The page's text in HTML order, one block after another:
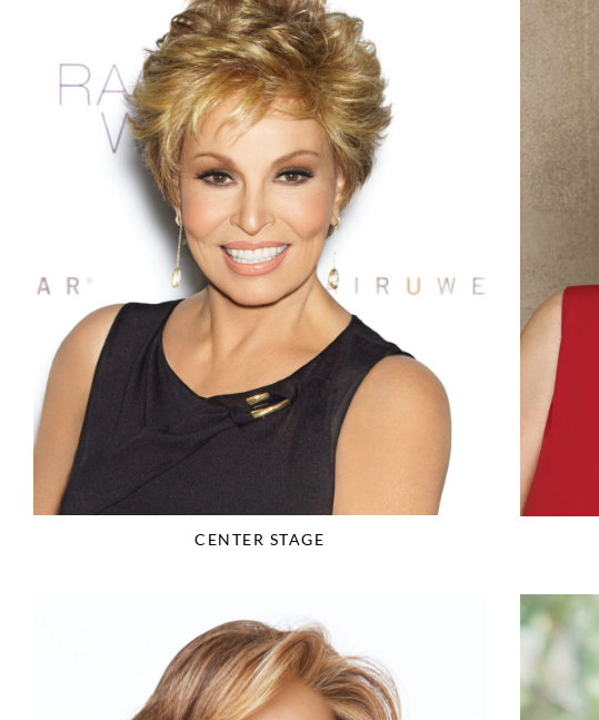
CENTER STAGE